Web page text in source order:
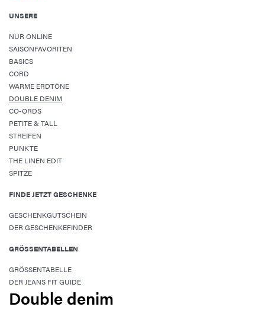
UNSERE
NUR ONLINE
SAISONFAVORITEN
BASICS
CORD
WARME ERDTÖNE
DOUBLE DENIM
CO-ORDS
PETITE & TALL
STREIFEN
PUNKTE
THE LINEN EDIT
SPITZE
FINDE JETZT GESCHENKE
GESCHENKGUTSCHEIN
DER GESCHENKEFINDER
GRÖSSENTABELLEN
GRÖSSENTABELLE
DER JEANS FIT GUIDE
Double denim